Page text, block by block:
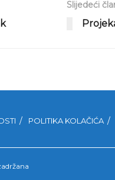
Slijedeći
POLITIKA KOLAČIĆA